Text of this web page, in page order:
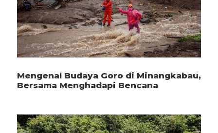
Mengenal Budaya Goro di Minangkabau,
Bersama Menghadapi Bencana